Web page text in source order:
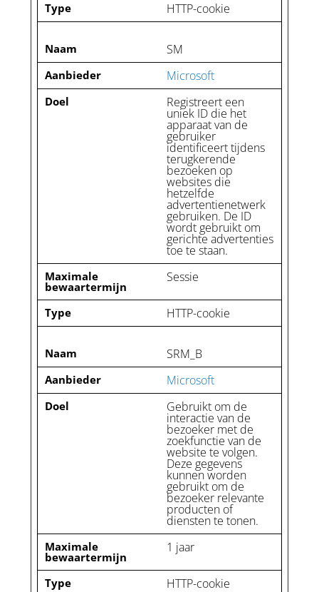
Type HTTP-cookie
Naam SM
Aanbieder Microsoft
Doel Registreert een
uniek ID die het
apparaat van de
gebruiker
identificeert tijdens
terugkerende
bezoeken op
websites die
hetzelfde
advertentienetwerk
gebruiken. De ID
wordt gebruikt om
gerichte advertenties
toe te staan.
Maximale
bewaartermijn
Sessie
Type HTTP-cookie
Naam SRM_B
Aanbieder Microsoft
Doel Gebruikt om de
interactie van de
bezoeker met de
zoekfunctie van de
website te volgen.
Deze gegevens
kunnen worden
gebruikt om de
bezoeker relevante
producten of
diensten te tonen.
Maximale
bewaartermijn
1 jaar
Type HTTP-cookie